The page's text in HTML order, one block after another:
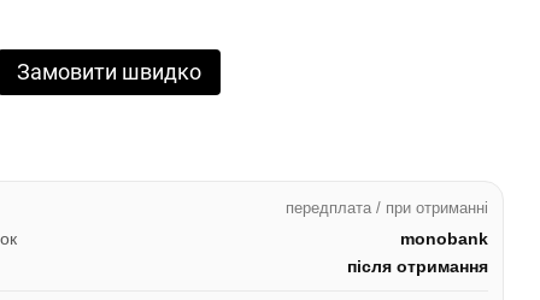
Замовити швидко
передплата / при отриманні
monobank
після отримання